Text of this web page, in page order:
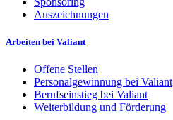
Auszeichnungen
Arbeiten bei Valiant
Offene Stellen
Personalgewinnung bei Valiant
Berufseinstieg bei Valiant
Weiterbildung und Förderung